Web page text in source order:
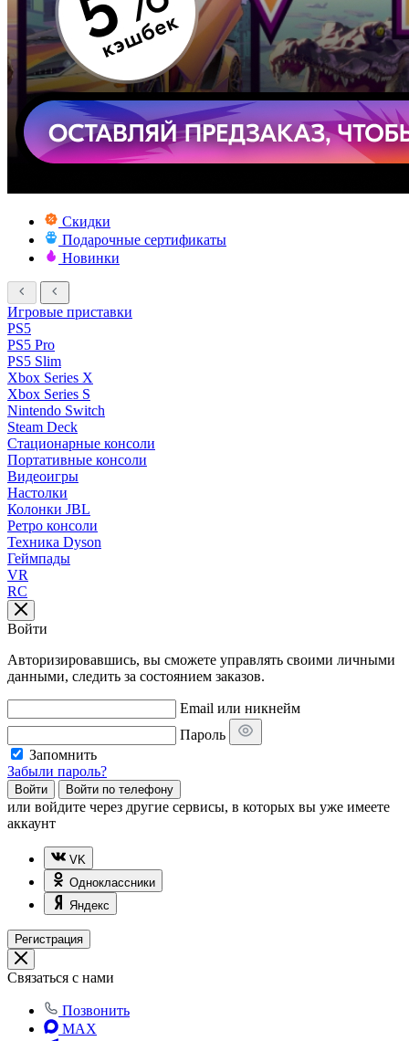
Скидки
Подарочные сертификаты
Новинки
Игровые приставки
PS5
PS5 Pro
PS5 Slim
Xbox Series X
Xbox Series S
Nintendo Switch
Steam Deck
Стационарные консоли
Портативные консоли
Видеоигры
Настолки
Колонки JBL
Ретро консоли
Техника Dyson
Геймпады
VR
RC
Войти
Авторизировавшись, вы сможете управлять своими личными
данными, следить за состоянием заказов.
Email или никнейм
Пароль
Запомнить
Забыли пароль?
Войти Войти по телефону
или войдите через другие сервисы, в которых вы уже имеете
аккаунт
VK
Одноклассники
Яндекс
Регистрация
Связаться с нами
Позвонить
MAX